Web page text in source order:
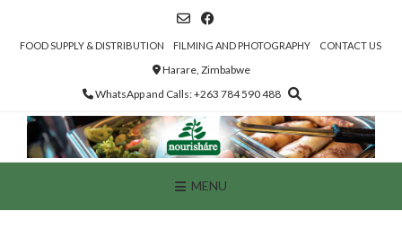
contentFOOD SUPPLY & DISTRIBUTION FILMING AND PHOTOGRAPHY CONTACT US
Harare, Zimbabwe
WhatsApp and Calls: +263 784 590 488
MENU